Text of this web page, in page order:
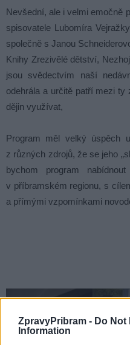
ZpravyPribram - Do Not
Information
Nevšední, ale i velmi emočně
spisovatele Lubomíra
společně s Janou
Knihy Zrezivělé dětství,
jsou svědectvím naší
odehrála a určitě patří mezi
dějin využívat,
Program měl velký úspěch
z různých zdrojů, že se jeho
bychom program
v příbramském regionu, s
a přímými vzpomínkami